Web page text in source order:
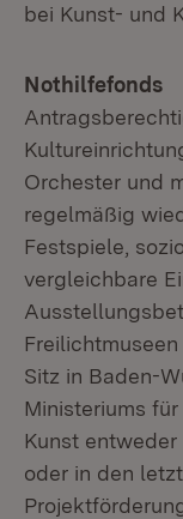
bei Kunst- und
Nothilfefonds
Orchester und
regelmäßig
Festspiele,
vergleichbare
Sitz in Baden-
Ministeriums
Kunst
oder in den